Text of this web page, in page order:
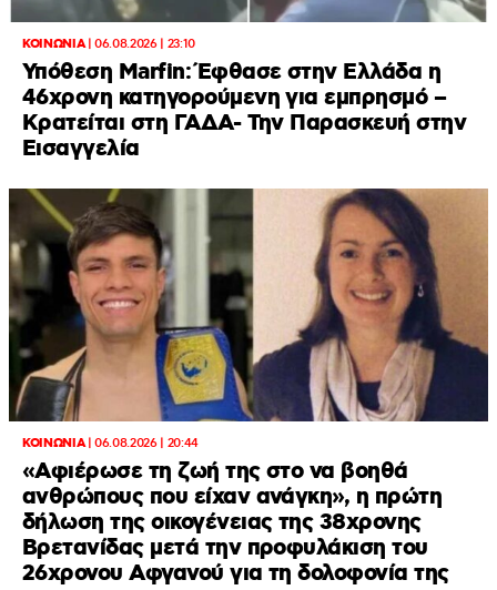
ΚΟΙΝΩΝΙΑ|06.08.2026 | 23:10
Υπόθεση Marfin: Έφθασε στην Ελλάδα η
46χρονη κατηγορούμενη για εμπρησμό –
Κρατείται στη ΓΑΔΑ- Την Παρασκευή στην
Εισαγγελία
ΚΟΙΝΩΝΙΑ|06.08.2026 | 20:44
«Αφιέρωσε τη ζωή της στο να βοηθά
ανθρώπους που είχαν ανάγκη», η πρώτη
δήλωση της οικογένειας της 38χρονης
Βρετανίδας μετά την προφυλάκιση του
26χρονου Αφγανού για τη δολοφονία της